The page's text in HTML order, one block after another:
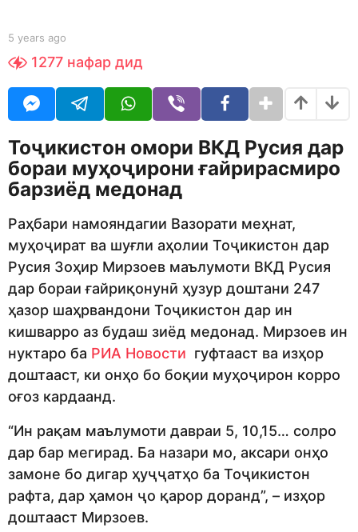
b
Y
O
R
5 years ago
e
g
1277 нафар дид
Тоҷикистон омори ВКД Русия дар
бораи муҳоҷирони ғайрирасмиро
барзиёд медонад
Раҳбари намояндагии Вазорати меҳнат,
муҳоҷират ва шуғли аҳолии Тоҷикистон дар
Русия Зоҳир Мирзоев маълумоти ВКД Русия
дар бораи ғайриқонунӣ ҳузур доштани 247
ҳазор шаҳрвандони Тоҷикистон дар ин
кишварро аз будаш зиёд медонад. Мирзоев ин
нуктаро ба РИА Новости гуфтааст ва изҳор
доштааст, ки онҳо бо боқии муҳоҷирон корро
оғоз кардаанд.
“Ин рақам маълумоти давраи 5, 10,15… солро
дар бар мегирад. Ба назари мо, аксари онҳо
замоне бо дигар ҳуҷҷатҳо ба Тоҷикистон
рафта, дар ҳамон ҷо қарор доранд”, – изҳор
доштааст Мирзоев.